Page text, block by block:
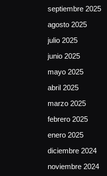
septiembre 2025
agosto 2025
julio 2025
junio 2025
mayo 2025
abril 2025
marzo 2025
febrero 2025
enero 2025
diciembre 2024
noviembre 2024